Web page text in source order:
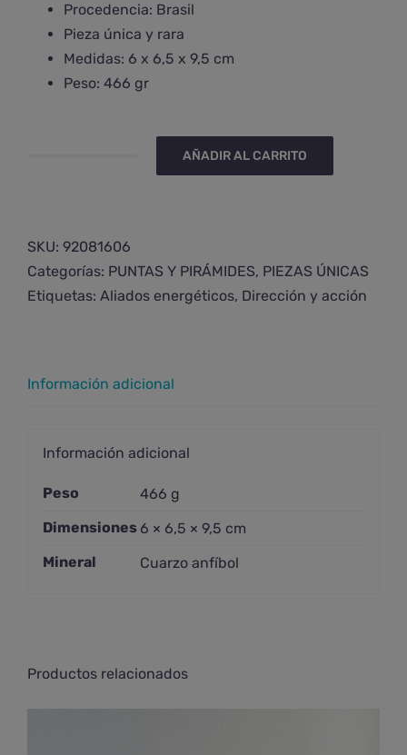
Procedencia: Brasil
Pieza única y rara
Medidas: 6 x 6,5 x 9,5 cm
Peso: 466 gr
anfíbol
pulida
cantidad
AÑADIR AL CARRITO
SKU: 92081606
Categorías: PUNTAS Y PIRÁMIDES, PIEZAS ÚNICAS
Etiquetas: Aliados energéticos, Dirección y acción
Información adicional
Información adicional
Peso
466 g
Dimensiones 6 × 6,5 × 9,5 cm
Mineral
Cuarzo anfíbol
Productos relacionados